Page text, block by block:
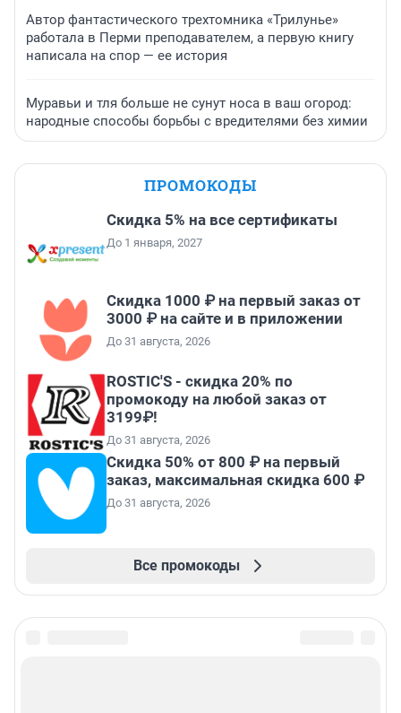
Автор фантастического трехтомника «Трилунье»
работала в Перми преподавателем, а первую книгу
написала на спор — ее история
Муравьи и тля больше не сунут носа в ваш огород:
народные способы борьбы с вредителями без химии
ПРОМОКОДЫ
Скидка 5% на все сертификаты
До 1 января, 2027
Скидка 1000 ₽ на первый заказ от
3000 ₽ на сайте и в приложении
До 31 августа, 2026
ROSTIC'S - скидка 20% по
промокоду на любой заказ от
3199₽!
До 31 августа, 2026
Скидка 50% от 800 ₽ на первый
заказ, максимальная скидка 600 ₽
До 31 августа, 2026
Все промокоды